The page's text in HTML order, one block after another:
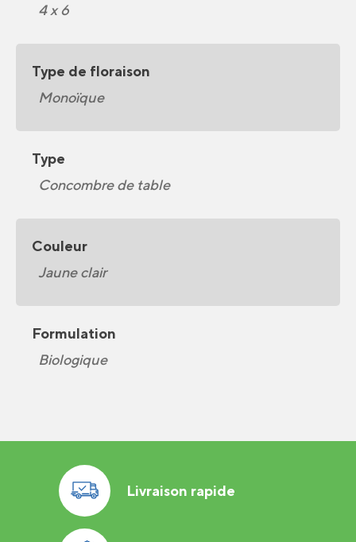
4 x 6
Type de floraison
Monoïque
Type
Concombre de table
Couleur
Jaune clair
Formulation
Biologique
Livraison rapide